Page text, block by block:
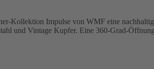
Kollektion Impulse von WMF eine
und Vintage Kupfer. Eine 360-Grad-